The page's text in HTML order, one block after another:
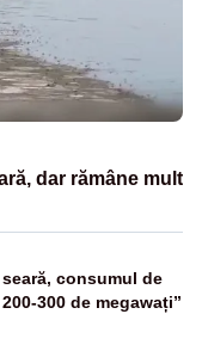
dar rămâne mult
consumul de
300 de megawați”